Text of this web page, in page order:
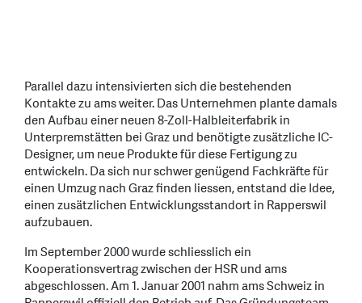
Parallel dazu intensivierten sich die bestehenden
Kontakte zu ams weiter. Das Unternehmen plante damals
den Aufbau einer neuen 8-Zoll-Halbleiterfabrik in
Unterpremstätten bei Graz und benötigte zusätzliche IC-
Designer, um neue Produkte für diese Fertigung zu
entwickeln. Da sich nur schwer genügend Fachkräfte für
einen Umzug nach Graz finden liessen, entstand die Idee,
einen zusätzlichen Entwicklungsstandort in Rapperswil
aufzubauen.
Im September 2000 wurde schliesslich ein
Kooperationsvertrag zwischen der HSR und ams
abgeschlossen. Am 1. Januar 2001 nahm ams Schweiz in